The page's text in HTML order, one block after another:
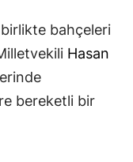
bahçeleri
Hasan
bereketli bir